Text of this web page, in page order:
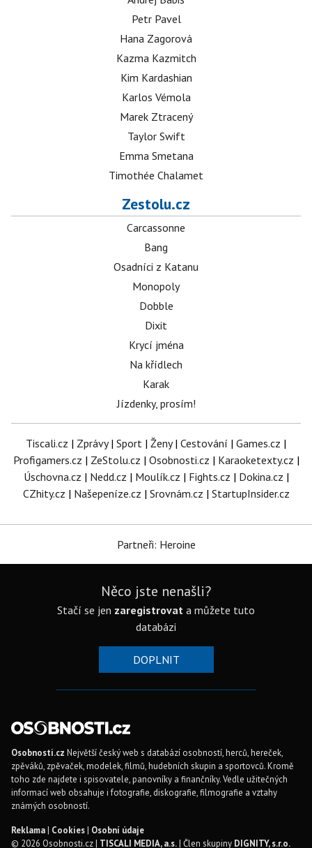
Petr Pavel
Hana Zagorová
Kazma Kazmitch
Kim Kardashian
Karlos Vémola
Marek Ztracený
Taylor Swift
Emma Smetana
Timothée Chalamet
Zestolu.cz
Carcassonne
Bang
Osadníci z Katanu
Monopoly
Dobble
Dixit
Krycí jména
Na křídlech
Karak
Jízdenky, prosím!
Tiscali.cz | Zprávy| Sport | Ženy| Cestování | Games.cz |
Profigamers.cz | ZeStolu.cz | Osobnosti.cz | Karaoketexty.cz |
Úschovna.cz | Nedd.cz | Moulík.cz | Fights.cz | Dokina.cz |
CZhity.cz | Našepeníze.cz | Srovnám.cz | StartupInsider.cz
Partneři: Heroine
Něco jste nenašli?
Stačí se jen zaregistrovat a můžete tuto
databázi
DOPLNIT
Osobnosti.cz Největší český web s databází osobností, herců, hereček,
zpěváků, zpěvaček, modelek, filmů, hudebních skupin a sportovců. Kromě
toho zde najdete i spisovatele, panovníky a finančníky. Vedle užitečných
informací web obsahuje i fotografie, diskografie, filmografie a vztahy
známých osobností.
Reklama| Cookies| Osobní údaje
© 2026 Osobnosti.cz | TISCALI MEDIA, a.s.| Člen skupiny DIGNITY, s.r.o.